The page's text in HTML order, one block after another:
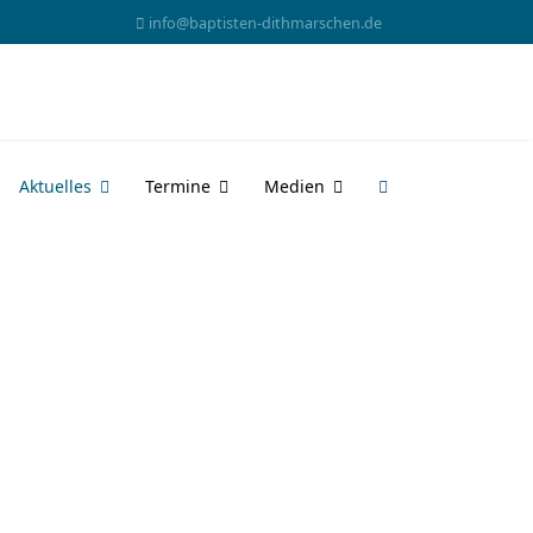
info@baptisten-dithmarschen.de
Aktuelles Termine Medien